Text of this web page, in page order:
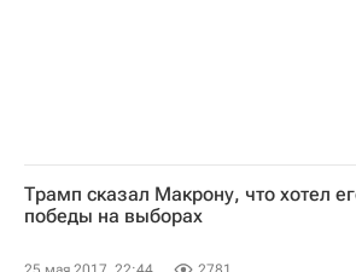
Трамп сказал Макрону, что хотел
победы на выборах